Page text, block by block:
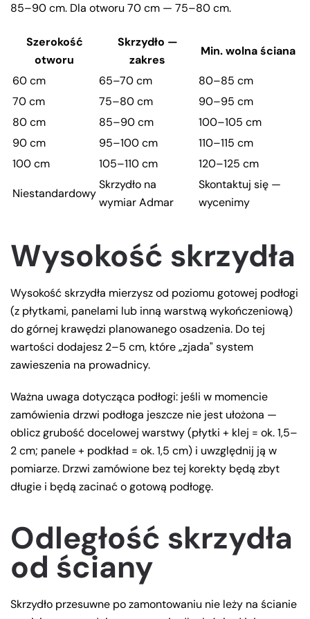
85–90 cm. Dla otworu 70 cm — 75–80 cm.
Szerokość
otworu
Skrzydło —
zakres
Min. wolna ściana
60 cm 65–70 cm
80–85 cm
70 cm
75–80 cm
90–95 cm
80 cm
85–90 cm
100–105 cm
90 cm
95–100 cm
110–115 cm
100 cm
105–110 cm 120–125 cm
Niestandardowy
Skrzydło na
wymiar Admar
Skontaktuj się —
wycenimy
Wysokość skrzydła
Wysokość skrzydła mierzysz od poziomu gotowej podłogi
(z płytkami, panelami lub inną warstwą wykończeniową)
do górnej krawędzi planowanego osadzenia. Do tej
wartości dodajesz 2–5 cm, które „zjada" system
zawieszenia na prowadnicy.
Ważna uwaga dotycząca podłogi: jeśli w momencie
zamówienia drzwi podłoga jeszcze nie jest ułożona —
oblicz grubość docelowej warstwy (płytki + klej = ok. 1,5–
2 cm; panele + podkład = ok. 1,5 cm) i uwzględnij ją w
pomiarze. Drzwi zamówione bez tej korekty będą zbyt
długie i będą zacinać o gotową podłogę.
Odległość skrzydła
od ściany
Skrzydło przesuwne po zamontowaniu nie leży na ścianie